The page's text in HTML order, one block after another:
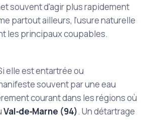
souvent d'agir plus rapidement
partout ailleurs, l'usure naturelle
les principaux coupables.
elle est entartrée ou
souvent par une eau
courant dans les régions où
Val‑de‑Marne (94). Un détartrage